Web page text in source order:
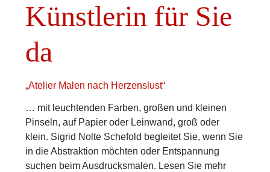
Künstlerin für Sie
da
„Atelier Malen nach Herzenslust“
… mit leuchtenden Farben, großen und kleinen
Pinseln, auf Papier oder Leinwand, groß oder
klein. Sigrid Nolte Schefold begleitet Sie, wenn Sie
in die Abstraktion möchten oder Entspannung
suchen beim Ausdrucksmalen. Lesen Sie mehr